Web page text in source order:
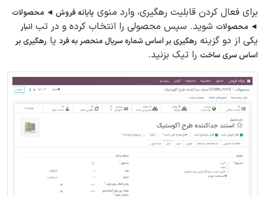
برای فعال کردن قابلیت رهگیری، وارد منوی پایانه فروش ◄ محصولات
◄ محصولات شوید. سپس محصولی را انتخاب کرده و در تب انبار
یکی از دو گزینه رهگیری بر اساس شماره سریال منحصر به فرد یا رهگیری بر
اساس سری ساخت را تیک بزنید.